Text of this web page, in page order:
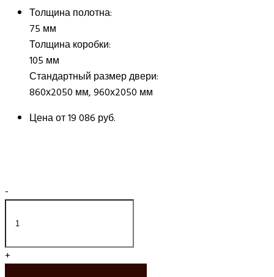
Толщина полотна:
75 мм
Толщина коробки:
105 мм
Стандартный размер двери:
860х2050 мм, 960х2050 мм
Цена от19 086 руб.
-
+